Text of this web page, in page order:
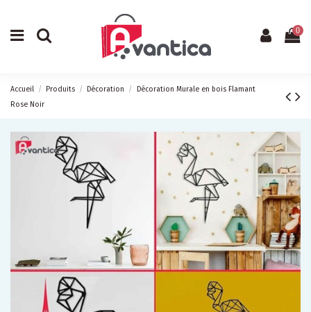
0
Accueil Produits Décoration
Décoration Murale en bois Flamant
Rose Noir